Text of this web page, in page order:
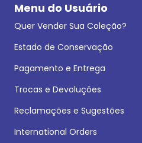
Menu do Usuário
Quer Vender Sua Coleção?
Estado de Conservação
Pagamento e Entrega
Trocas e Devoluções
Reclamações e Sugestões
International Orders